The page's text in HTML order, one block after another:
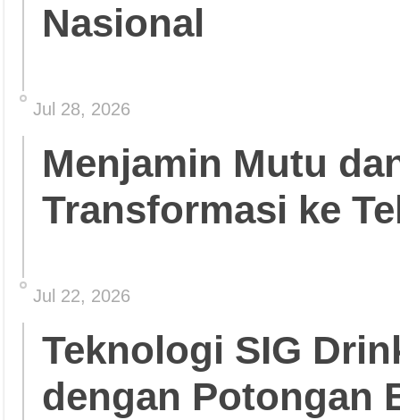
Nasional
Jul 28, 2026
Menjamin Mutu
Transformasi ke
Jul 22, 2026
Teknologi SIG
dengan Potongan